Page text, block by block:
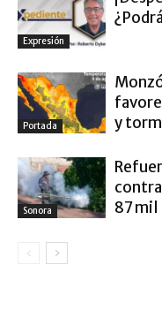
Expresión
Portada
y
Sonora
87 mil